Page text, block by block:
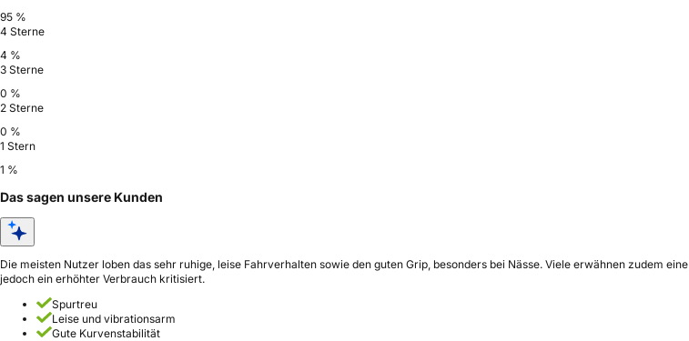
95 %
4 Sterne
4 %
3 Sterne
0 %
2 Sterne
0 %
1 Stern
1 %
Das sagen unsere Kunden
Die meisten Nutzer loben das sehr ruhige, leise Fahrverhalten sowie den guten Grip, besonders bei Nässe. Viele erwähnen zudem
jedoch ein erhöhter Verbrauch kritisiert.
Spurtreu
Leise und vibrationsarm
Gute Kurvenstabilität